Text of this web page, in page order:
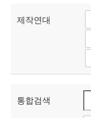
제작연대
통합검색